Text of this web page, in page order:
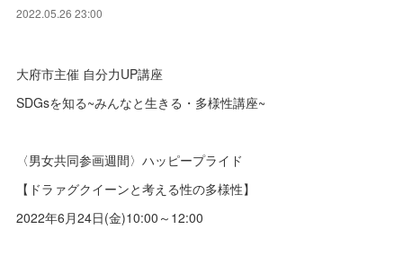
2022.05.26 23:00
大府市主催 自分力UP講座
SDGsを知る~みんなと生きる・多様性講座~
⁡〈男女共同参画週間〉ハッピープライド
⁡【ドラァグクイーンと考える性の多様性】
⁡2022年6月24日(金)10:00～12:00